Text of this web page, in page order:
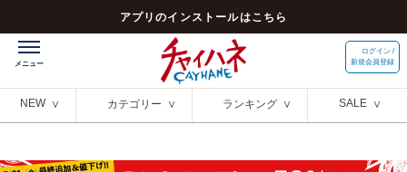
アプリのインストールはこちら
ログイン /
新規会員登録
NEW カテゴリー ランキング SALE